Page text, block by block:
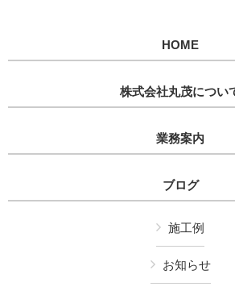
HOME
株式会社丸茂につい
業務案内
ブログ
施工例
お知らせ